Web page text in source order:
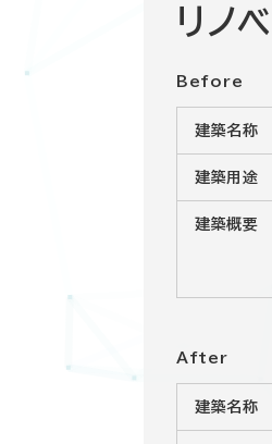
リノ
Before
建築名称
建築用途
建築概要
After
建築名称